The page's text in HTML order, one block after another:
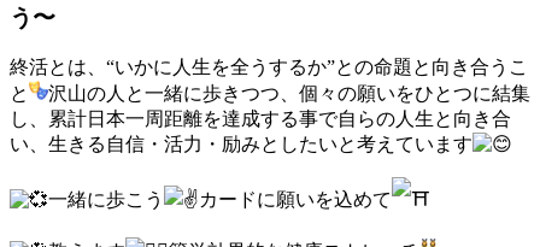
う〜
終活とは、“いかに人生を全うするか”との命題と向き合うこ
と
沢山の人と一緒に歩きつつ、個々の願いをひとつに結集
し、累計日本一周距離を達成する事で自らの人生と向き合
い、生きる自信・活力・励みとしたいと考えています
一緒に歩こう カードに願いを込めて